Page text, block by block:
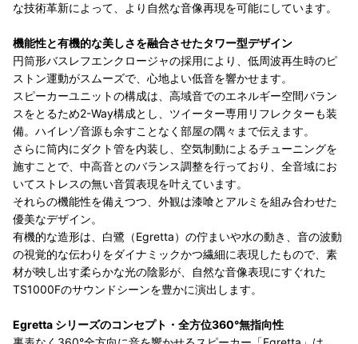
な技術革新によって、より自然な音像再現を可能にしています。
機能性と有機的な美しさを融合させたタワー型デザイン
円筒形バスレフエンクロージャの採用により、低周波再生時のピ
ストン運動がスムーズで、心地よい低音を響かせます。
スピーカーユニットの構成は、高域音でのエネルギー空間バラン
スをとるため2-Way構成とし、ツイーター専用リフレクターも装
備。ハイレゾ音源も余すことなく部屋の隅々まで伝えます。
さらに筒内にダクト管を内装し、空気制動によるチューニングを
施すことで、中高音とのバランス調整を行っており、全音域にお
いてストレスの無い音質表現を叶えています。
それらの機能性を備えつつ、外観は漆喰とアルミを組み合わせた
優美なデザイン。
有機的な造形は、白鷺（Egretta）の佇まいや水の動き、音の波動
の視覚的な伝わりをダイナミックかつ繊細に表現したもので、素
材が映し出す柔らかな光の陰影が、自然な音像表現にすぐれた
TS1000Fのサウンドシーンを豊かに演出します。
Egretta シリーズのコンセプト・全方位360°無指向性